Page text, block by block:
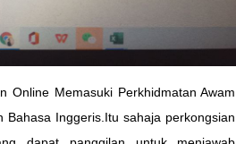
Online Memasuki Perkhidmatan Awam
Inggeris.Itu sahaja perkongsian